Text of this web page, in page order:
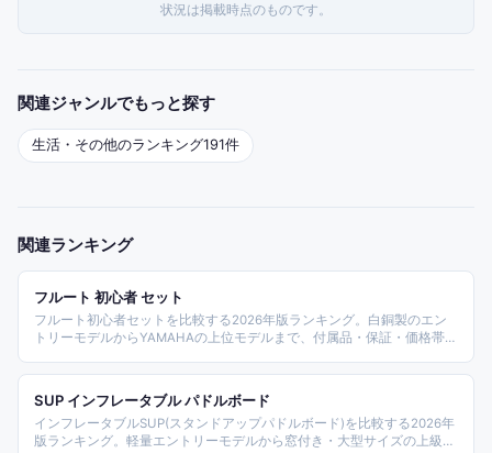
状況は掲載時点のものです。
関連ジャンルでもっと探す
生活・その他のランキング191件
関連ランキング
フルート 初心者 セット
フルート初心者セットを比較する2026年版ランキング。白銅製のエン
トリーモデルからYAMAHAの上位モデルまで、付属品・保証・価格帯別
SUP インフレータブル パドルボード
インフレータブルSUP(スタンドアップパドルボード)を比較する2026年
版ランキング。軽量エントリーモデルから窓付き・大型サイズの上級モ